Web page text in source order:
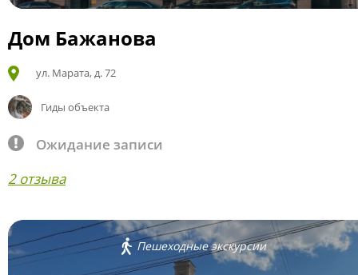
Дом Бажанова
ул. Марата, д. 72
Гиды объекта
Ожидание записи
2 отзыва
Пешеходные экскурсии